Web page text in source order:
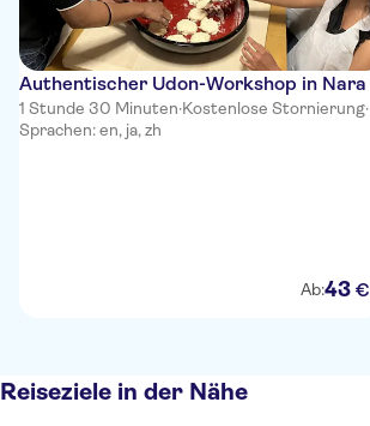
Authentischer Udon-Workshop in Nara
1 Stunde 30 Minuten·Kostenlose Stornierung·
Sprachen: en, ja, zh
Ab:43 €
Reiseziele in der Nähe